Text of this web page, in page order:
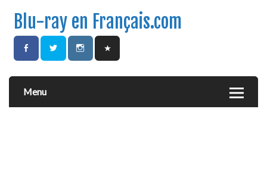
Blu-ray en Français.com
Menu